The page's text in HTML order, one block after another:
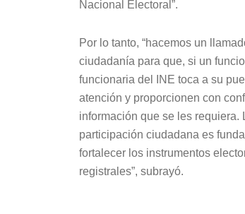
Nacional Electoral”.
Por lo tanto, “hacemos un
ciudadanía para que, si un
funcionaria del INE toca a su
atención y proporcionen con
información que se les requiera.
participación ciudadana es
fortalecer los instrumentos
registrales”, subrayó.